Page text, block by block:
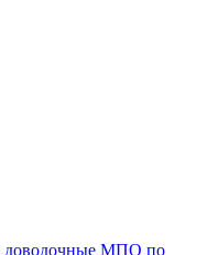
доводочные МПО по